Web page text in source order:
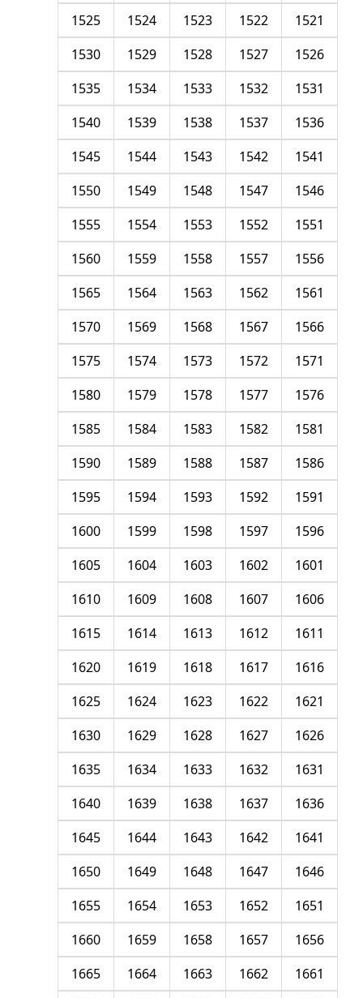
1521
1522
1523
1524
1525
1526
1527
1528
1529
1530
1531
1532
1533
1534
1535
1536
1537
1538
1539
1540
1541
1542
1543
1544
1545
1546
1547
1548
1549
1550
1551
1552
1553
1554
1555
1556
1557
1558
1559
1560
1561
1562
1563
1564
1565
1566
1567
1568
1569
1570
1571
1572
1573
1574
1575
1576
1577
1578
1579
1580
1581
1582
1583
1584
1585
1586
1587
1588
1589
1590
1591
1592
1593
1594
1595
1596
1597
1598
1599
1600
1601
1602
1603
1604
1605
1606
1607
1608
1609
1610
1611
1612
1613
1614
1615
1616
1617
1618
1619
1620
1621
1622
1623
1624
1625
1626
1627
1628
1629
1630
1631
1632
1633
1634
1635
1636
1637
1638
1639
1640
1641
1642
1643
1644
1645
1646
1647
1648
1649
1650
1651
1652
1653
1654
1655
1656
1657
1658
1659
1660
1661
1662
1663
1664
1665